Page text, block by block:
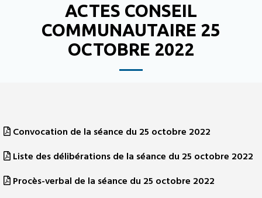
ACTES CONSEIL
COMMUNAUTAIRE 25
OCTOBRE 2022
Convocation de la séance du 25 octobre 2022
Liste des délibérations de la séance du 25 octobre 2022
Procès-verbal de la séance du 25 octobre 2022